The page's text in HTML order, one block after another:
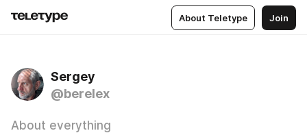
About Teletype Join
Sergey
@berelex
About everything